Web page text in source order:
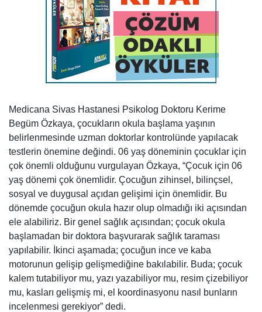
Medicana Sivas Hastanesi Psikolog Doktoru Kerime
Begüm Özkaya, çocukların okula başlama yaşının
belirlenmesinde uzman doktorlar kontrolünde yapılacak
testlerin önemine değindi. 06 yaş döneminin çocuklar için
çok önemli olduğunu vurgulayan Özkaya, “Çocuk için 06
yaş dönemi çok önemlidir. Çocuğun zihinsel, bilinçsel,
sosyal ve duygusal açıdan gelişimi için önemlidir. Bu
dönemde çocuğun okula hazır olup olmadığı iki açısından
ele alabiliriz. Bir genel sağlık açısından; çocuk okula
başlamadan bir doktora başvurarak sağlık taraması
yapılabilir. İkinci aşamada; çocuğun ince ve kaba
motorunun gelişip gelişmediğine bakılabilir. Buda; çocuk
kalem tutabiliyor mu, yazı yazabiliyor mu, resim çizebiliyor
mu, kasları gelişmiş mi, el koordinasyonu nasıl bunların
incelenmesi gerekiyor” dedi.